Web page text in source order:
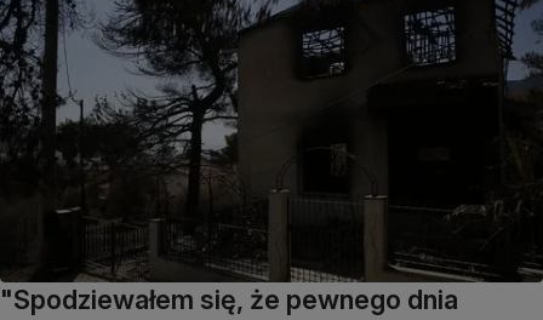
"Spodziewałem się, że pewnego dnia